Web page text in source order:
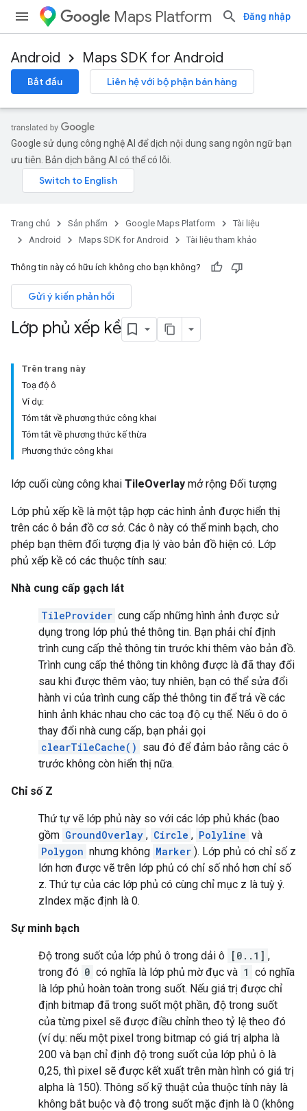
Maps Platform Đăng nhập
Android Maps SDK for Android
Bắt đầu Liên hệ với bộ phận bán hàng
Google sử dụng công nghệ AI để dịch nội dung sang ngôn ngữ bạn
ưu tiên. Bản dịch bằng AI có thể có lỗi.
Trang chủ Sản phẩm Google Maps Platform
Tài liệu
Android
Maps SDK for Android Tài liệu tham khảo
Thông tin này có hữu ích không cho bạn không?
Gửi ý kiến phản hồi
Lớp phủ xếp kề
Trên trang này
Toạ độ ô
Ví dụ:
Tóm tắt về phương thức công khai
Tóm tắt về phương thức kế thừa
Phương thức công khai
lớp cuối cùng công khai TileOverlay mở rộng Đối tượng
Lớp phủ xếp kề là một tập hợp các hình ảnh được hiển thị
trên các ô bản đồ cơ sở. Các ô này có thể minh bạch, cho
phép bạn thêm đối tượng địa lý vào bản đồ hiện có. Lớp
phủ xếp kề có các thuộc tính sau:
Nhà cung cấp gạch lát
TileProvider cung cấp những hình ảnh được sử
dụng trong lớp phủ thẻ thông tin. Bạn phải chỉ định
trình cung cấp thẻ thông tin trước khi thêm vào bản đồ.
Trình cung cấp thẻ thông tin không được là đã thay đổi
sau khi được thêm vào; tuy nhiên, bạn có thể sửa đổi
hành vi của trình cung cấp thẻ thông tin để trả về các
hình ảnh khác nhau cho các toạ độ cụ thể. Nếu ô do ô
thay đổi nhà cung cấp, bạn phải gọi
clearTileCache() sau đó để đảm bảo rằng các ô
trước không còn hiển thị nữa.
Chỉ số Z
Thứ tự vẽ lớp phủ này so với các lớp phủ khác (bao
gồm GroundOverlay , Circle , Polyline và
Polygon nhưng không Marker ). Lớp phủ có chỉ số z
lớn hơn được vẽ trên lớp phủ có chỉ số nhỏ hơn chỉ số
z. Thứ tự của các lớp phủ có cùng chỉ mục z là tuỳ ý.
zIndex mặc định là 0.
Sự minh bạch
Độ trong suốt của lớp phủ ô trong dải ô [0..1] ,
trong đó 0 có nghĩa là lớp phủ mờ đục và 1 có nghĩa
là lớp phủ hoàn toàn trong suốt. Nếu giá trị được chỉ
định bitmap đã trong suốt một phần, độ trong suốt
của từng pixel sẽ được điều chỉnh theo tỷ lệ theo đó
(ví dụ: nếu một pixel trong bitmap có giá trị alpha là
200 và bạn chỉ định độ trong suốt của lớp phủ ô là
0,25, thì pixel sẽ được kết xuất trên màn hình có giá trị
alpha là 150). Thông số kỹ thuật của thuộc tính này là
không bắt buộc và độ trong suốt mặc định là 0 (không